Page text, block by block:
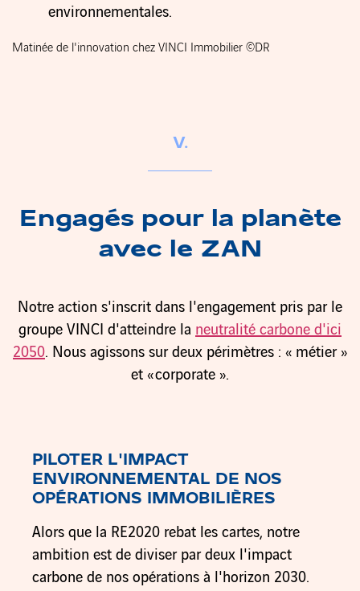
environnementales.
Matinée de l'innovation chez VINCI Immobilier ©DR
V.
Engagés pour la planète
avec le ZAN
Notre action s'inscrit dans l'engagement pris par le
groupe VINCI d'atteindre la neutralité carbone d'ici
2050. Nous agissons sur deux périmètres : « métier »
et « corporate ».
PILOTER L'IMPACT
ENVIRONNEMENTAL DE NOS
OPÉRATIONS IMMOBILIÈRES
Alors que la RE2020 rebat les cartes, notre
ambition est de diviser par deux l'impact
carbone de nos opérations à l'horizon 2030.